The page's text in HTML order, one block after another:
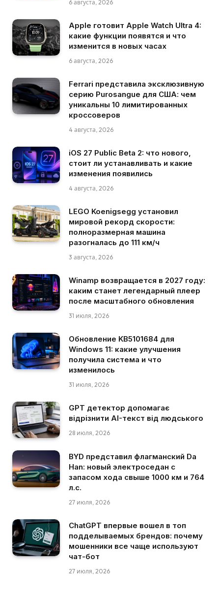
6 августа, 2026
Apple готовит Apple Watch Ultra 4:
какие функции появятся и что
изменится в новых часах
6 августа, 2026
Ferrari представила эксклюзивную
серию Purosangue для США: чем
уникальны 10 лимитированных
кроссоверов
4 августа, 2026
iOS 27 Public Beta 2: что нового,
стоит ли устанавливать и какие
изменения появились
4 августа, 2026
LEGO Koenigsegg установил
мировой рекорд скорости:
полноразмерная машина
разогналась до 111 км/ч
3 августа, 2026
Winamp возвращается в 2027 году:
каким станет легендарный плеер
после масштабного обновления
31 июля, 2026
Обновление KB5101684 для
Windows 11: какие улучшения
получила система и что
изменилось
31 июля, 2026
GPT детектор допомагає
відрізнити AI-текст від людського
28 июля, 2026
BYD представил флагманский Da
Han: новый электроседан с
запасом хода свыше 1000 км и 764
л.с.
27 июля, 2026
ChatGPT впервые вошел в топ
подделываемых брендов: почему
мошенники все чаще используют
чат-бот
27 июля, 2026